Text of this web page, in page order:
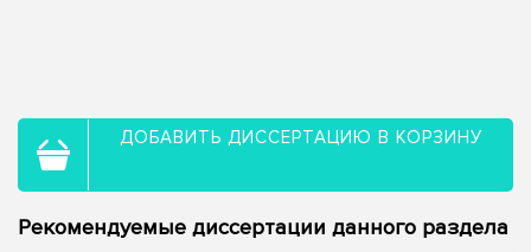
ДОБАВИТЬ ДИССЕРТАЦИЮ В КОРЗИНУ
Рекомендуемые диссертации данного раздела